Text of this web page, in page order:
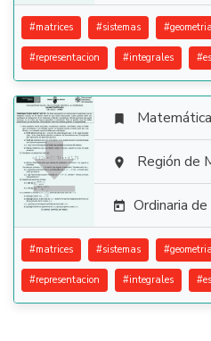
#matrices #sistemas #geometria
#representacion #integrales #


 Región de
 Ordinaria
#matrices #sistemas #geometria
#representacion #integrales #